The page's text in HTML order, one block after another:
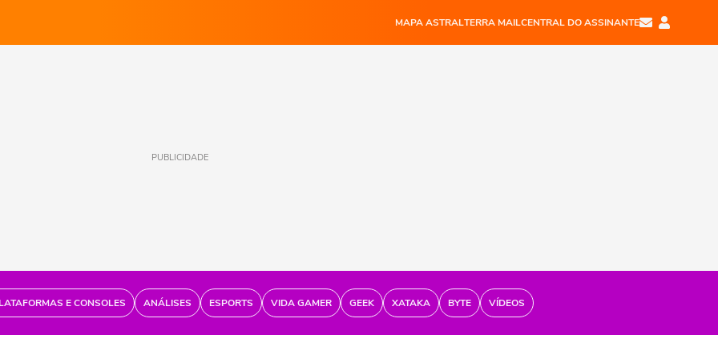
MAPA ASTRALTERRA MAILCENTRAL DO ASSINANTE
PUBLICIDADE
E CONSOLES ANÁLISES ESPORTS VIDA GAMER GEEK XATAKA BYTE VÍDEOS